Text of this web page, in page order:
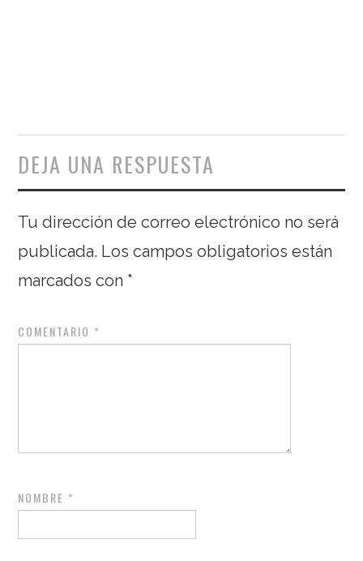
DEJA UNA RESPUESTA
Tu dirección de correo electrónico no será
publicada. Los campos obligatorios están
marcados con *
COMENTARIO *
NOMBRE *